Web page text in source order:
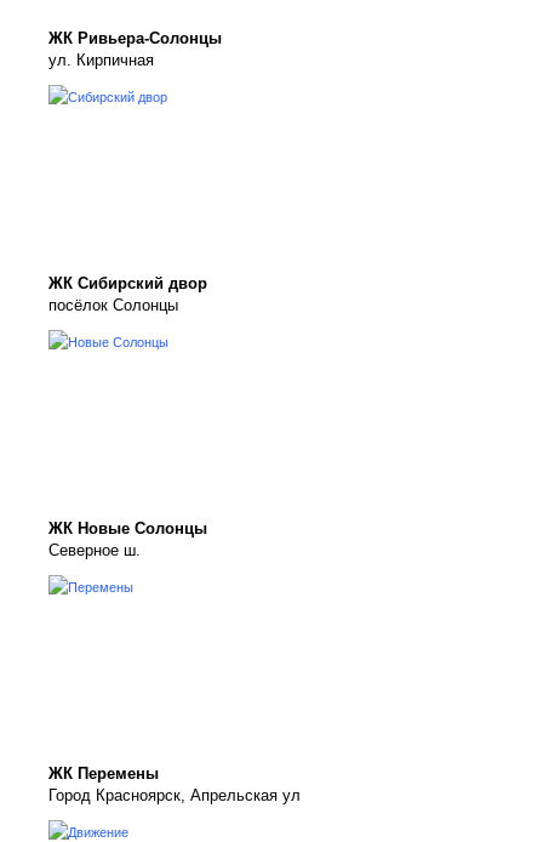
ЖК Ривьера-Солонцы
ул. Кирпичная
ЖК Сибирский двор
посёлок Солонцы
ЖК Новые Солонцы
Северное ш.
ЖК Перемены
Город Красноярск, Апрельская ул